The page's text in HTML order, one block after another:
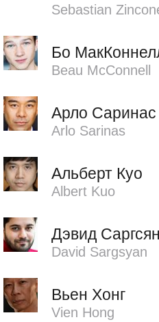
Sebastian
Бо
Beau McConnell
Арло Саринас
Arlo Sarinas
Альберт Куо
Albert Kuo
Дэвид
David Sargsyan
Вьен Хонг
Vien Hong